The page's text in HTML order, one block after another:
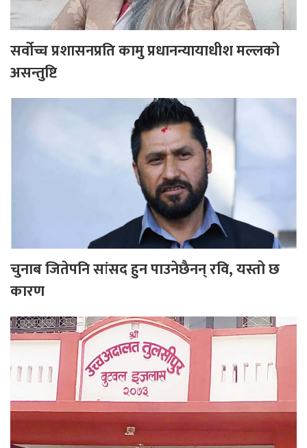
सर्वोच्च प्रशासनप्रति कामु प्रधानन्यायाधीश मल्लको
असन्तुष्टि
चुनाब जितेपनि सांसद हुन पाउनेछैनन् रवि, यस्तो छ
कारण